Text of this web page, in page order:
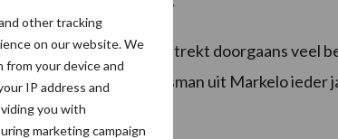
other tracking
on our website. We
from your device and
IP address and
you with
marketing campaign
omgeving van Markelo trekt doorgaans veel
waarmee Lars Krijgsman uit Markelo ieder